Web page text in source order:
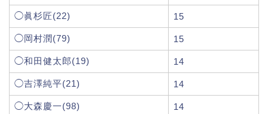
◯眞杉匠(22) 15
◯岡村潤(79) 15
◯和田健太郎(19) 14
◯吉澤純平(21) 14
◯大森慶一(98) 14